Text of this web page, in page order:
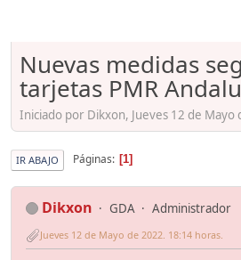
Nuevas medidas
tarjetas PMR
Iniciado por Dikxon, Jueves 12 de Mayo
IR ABAJO Páginas 1
Dikxon GDA Administrador
Jueves 12 de Mayo de 2022. 18:14 horas.